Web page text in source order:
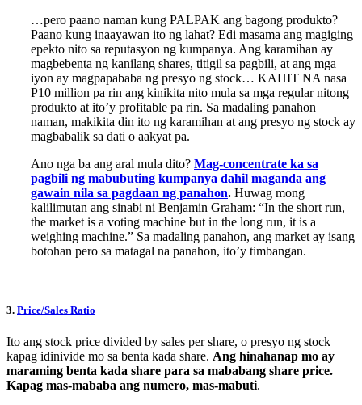
…pero paano naman kung PALPAK ang bagong produkto?
Paano kung inaayawan ito ng lahat? Edi masama ang magiging
epekto nito sa reputasyon ng kumpanya. Ang karamihan ay
magbebenta ng kanilang shares, titigil sa pagbili, at ang mga
iyon ay magpapababa ng presyo ng stock… KAHIT NA nasa
P10 million pa rin ang kinikita nito mula sa mga regular nitong
produkto at ito’y profitable pa rin. Sa madaling panahon
naman, makikita din ito ng karamihan at ang presyo ng stock ay
magbabalik sa dati o aakyat pa.
Ano nga ba ang aral mula dito? Mag-concentrate ka sa
pagbili ng mabubuting kumpanya dahil maganda ang
gawain nila sa pagdaan ng panahon. Huwag mong
kalilimutan ang sinabi ni Benjamin Graham: “In the short run,
the market is a voting machine but in the long run, it is a
weighing machine.” Sa madaling panahon, ang market ay isang
botohan pero sa matagal na panahon, ito’y timbangan.
3. Price/Sales Ratio
Ito ang stock price divided by sales per share, o presyo ng stock
kapag idinivide mo sa benta kada share. Ang hinahanap mo ay
maraming benta kada share para sa mababang share price.
Kapag mas-mababa ang numero, mas-mabuti.